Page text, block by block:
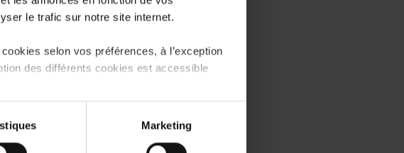
le trafic sur notre site internet.
selon vos préférences, à l’exception
des différents cookies est accessible
de vidéos, partage sur les réseaux
Marketing